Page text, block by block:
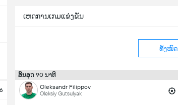
ເຫດການເກມແຂ່ງຂັນ
ທັງໝົດ
ສິ້ນສຸດ 90 ນາທີ
Oleksandr Filippov
Oleksiy Gutsulyak